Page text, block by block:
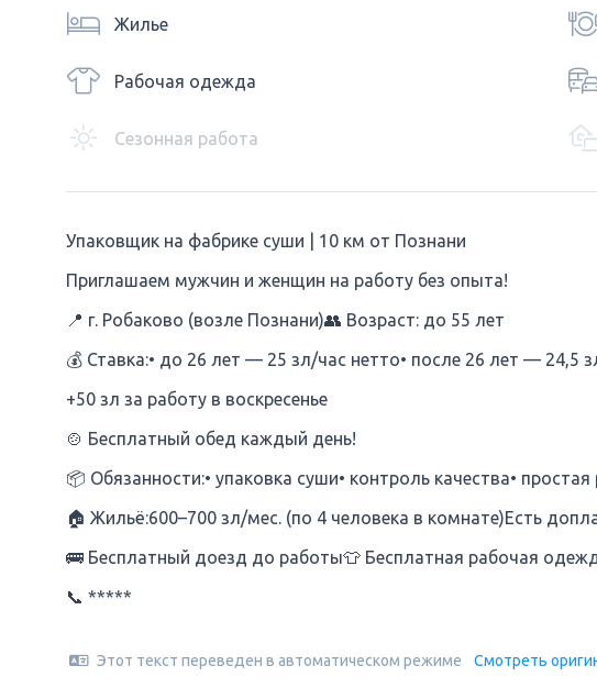
Жилье
Рабочая одежда
Сезонная работа
Упаковщик на фабрике суши | 10 км от Познани
Приглашаем мужчин и женщин на работу без опыта!
📍 г. Робаково (возле Познани)👥 Возраст: до 55 лет
💰 Ставка:• до 26 лет — 25 зл/час нетто• после 26 лет — 24,5
+50 зл за работу в воскресенье
🍲 Бесплатный обед каждый день!
📦 Обязанности:• упаковка суши• контроль качества•
🏠 Жильё:600–700 зл/мес. (по 4 человека в комнате)Есть
🚌 Бесплатный доезд до работы👕 Бесплатная рабочая
📞 *****
Этот текст переведен в автоматическом режиме Смотреть